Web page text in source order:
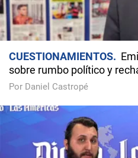
CUESTIONAMIENTOS
sobre rumbo político y
Por Daniel Castropé